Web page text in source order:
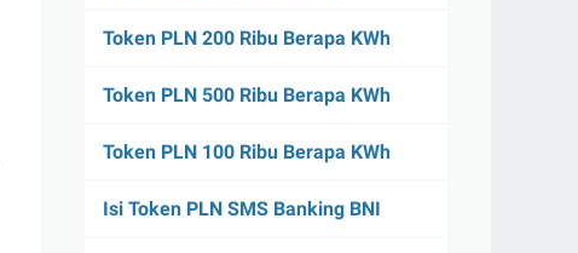
Token PLN 200 Ribu Berapa KWh
Token PLN 500 Ribu Berapa KWh
Token PLN 100 Ribu Berapa KWh
Isi Token PLN SMS Banking BNI